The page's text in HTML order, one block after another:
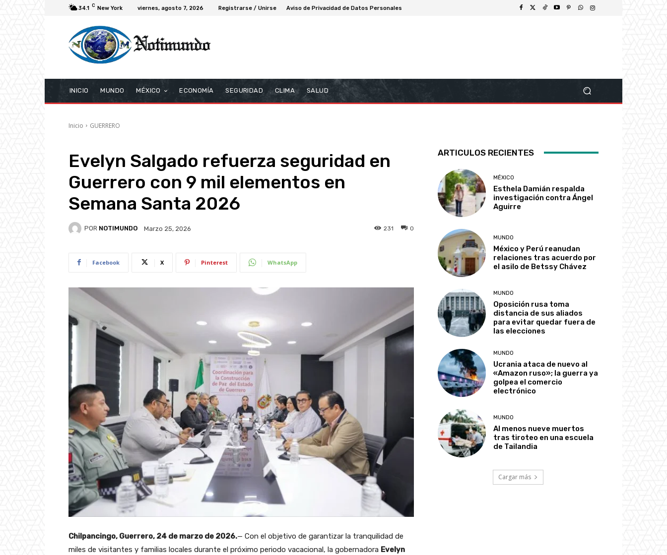
34.1 C New York viernes, agosto 7, 2026 Registrarse / Unirse Aviso de Privacidad de Datos Personales
INICIO MUNDO MÉXICO ECONOMÍA SEGURIDAD CLIMA SALUD
Inicio GUERRERO
Evelyn Salgado refuerza seguridad en
Guerrero con 9 mil elementos en
Semana Santa 2026
POR NOTIMUNDO Marzo 25, 2026 0
231
Facebook X Pinterest WhatsApp
Chilpancingo, Guerrero, 24 de marzo de 2026.— Con el objetivo de garantizar la tranquilidad de
miles de visitantes y familias locales durante el próximo periodo vacacional, la gobernadora Evelyn
ARTICULOS RECIENTES
MÉXICO
Esthela Damián respalda
investigación contra Ángel
Aguirre
MUNDO
México y Perú reanudan
relaciones tras acuerdo por
el asilo de Betssy Chávez
MUNDO
Oposición rusa toma
distancia de sus aliados
para evitar quedar fuera de
las elecciones
MUNDO
Ucrania ataca de nuevo al
«Amazon ruso»; la guerra ya
golpea el comercio
electrónico
MUNDO
Al menos nueve muertos
tras tiroteo en una escuela
de Tailandia
Cargar más